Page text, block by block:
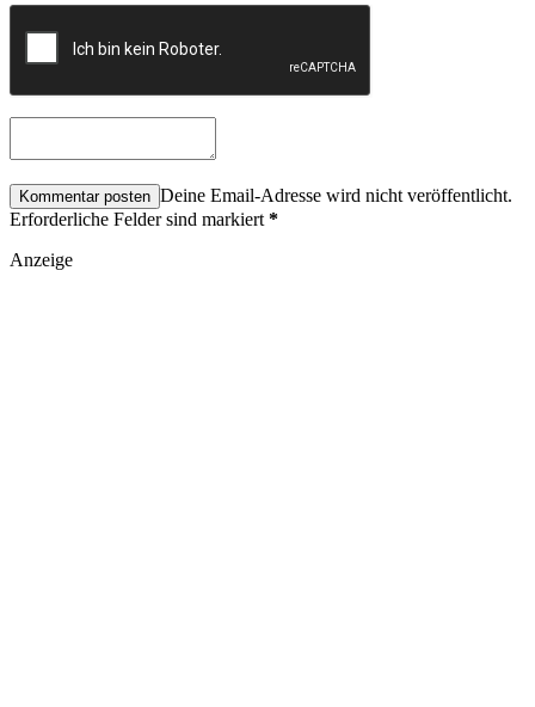
Deine Email-Adresse wird nicht veröffentlicht.
Erforderliche Felder sind markiert *
Anzeige